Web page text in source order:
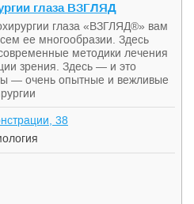
глаза ВЗГЛЯД
глаза «ВЗГЛЯД®» вам
ее многообразии. Здесь
методики лечения
зрения. Здесь — и это
— очень опытные и вежливые
38